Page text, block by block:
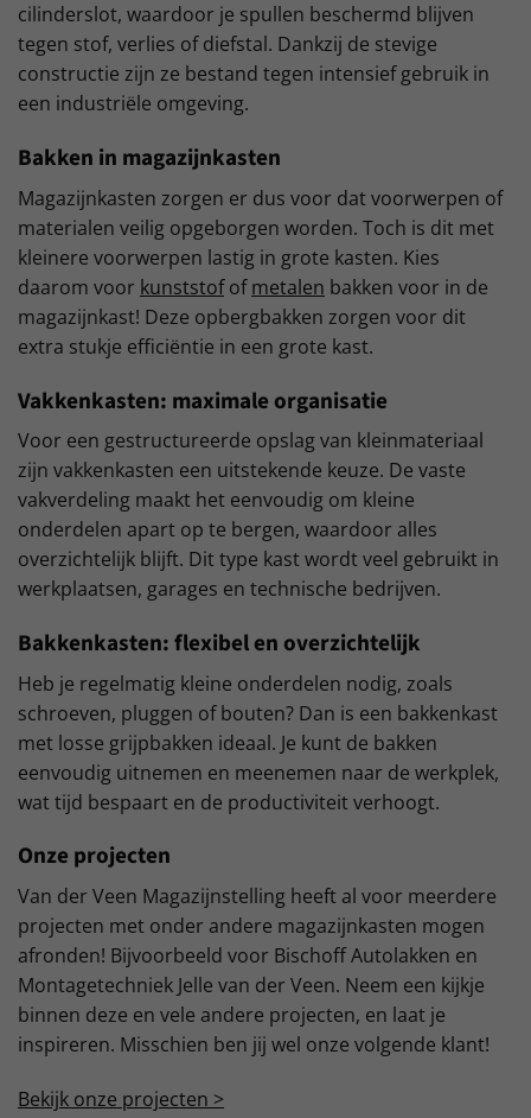
cilinderslot, waardoor je spullen beschermd blijven
tegen stof, verlies of diefstal. Dankzij de stevige
constructie zijn ze bestand tegen intensief gebruik in
een industriële omgeving.
Bakken in magazijnkasten
Magazijnkasten zorgen er dus voor dat voorwerpen of
materialen veilig opgeborgen worden. Toch is dit met
kleinere voorwerpen lastig in grote kasten. Kies
daarom voor kunststofofmetalen bakken voor in de
magazijnkast! Deze opbergbakken zorgen voor dit
extra stukje efficiëntie in een grote kast.
Vakkenkasten: maximale organisatie
Voor een gestructureerde opslag van kleinmateriaal
zijn vakkenkasten een uitstekende keuze. De vaste
vakverdeling maakt het eenvoudig om kleine
onderdelen apart op te bergen, waardoor alles
overzichtelijk blijft. Dit type kast wordt veel gebruikt in
werkplaatsen, garages en technische bedrijven.
Bakkenkasten: flexibel en overzichtelijk
Heb je regelmatig kleine onderdelen nodig, zoals
schroeven, pluggen of bouten? Dan is een bakkenkast
met losse grijpbakken ideaal. Je kunt de bakken
eenvoudig uitnemen en meenemen naar de werkplek,
wat tijd bespaart en de productiviteit verhoogt.
Onze projecten
Van der Veen Magazijnstelling heeft al voor meerdere
projecten met onder andere magazijnkasten mogen
afronden! Bijvoorbeeld voor Bischoff Autolakken en
Montagetechniek Jelle van der Veen. Neem een kijkje
binnen deze en vele andere projecten, en laat je
inspireren. Misschien ben jij wel onze volgende klant!
Bekijk onze projecten >